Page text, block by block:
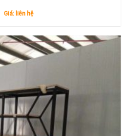
Giá: liên hệ